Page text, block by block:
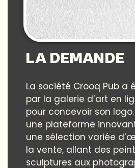
LA DEMANDE
La société Crooq Pub a
par la galerie d’art en
pour concevoir son
une plateforme
une sélection variée
la vente, allant des
sculptures aux